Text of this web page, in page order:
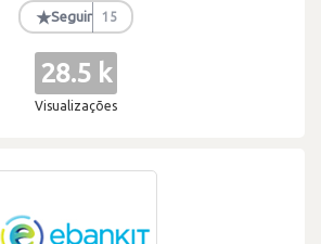
★Seguir 15
28.5 k
Visualizações